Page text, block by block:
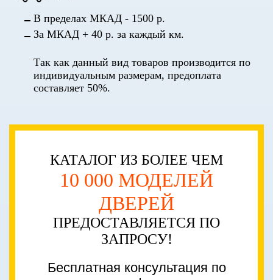
В пределах МКАД - 1500 р.
За МКАД + 40 р. за каждый км.
Так как данный вид товаров производится по
индивидуальным размерам, предоплата
составляет 50%.
КАТАЛОГ ИЗ БОЛЕЕ ЧЕМ
10 000 МОДЕЛЕЙ
ДВЕРЕЙ
ПРЕДОСТАВЛЯЕТСЯ ПО
ЗАПРОСУ!
Бесплатная консультация по